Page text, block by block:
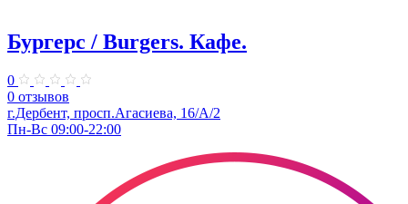
Бургерс / Burgers. Кафе.
0
0 отзывов
г.Дербент, ​просп.Агасиева, 16/А/2
Пн-Вс 09:00-22:00